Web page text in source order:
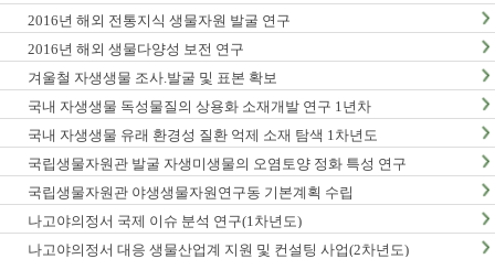
2016년 해외 전통지식 생물자원 발굴 연구
2016년 해외 생물다양성 보전 연구
겨울철 자생생물 조사.발굴 및 표본 확보
국내 자생생물 독성물질의 상용화 소재개발 연구 1년차
국내 자생생물 유래 환경성 질환 억제 소재 탐색 1차년도
국립생물자원관 발굴 자생미생물의 오염토양 정화 특성 연구
국립생물자원관 야생생물자원연구동 기본계획 수립
나고야의정서 국제 이슈 분석 연구(1차년도)
나고야의정서 대응 생물산업계 지원 및 컨설팅 사업(2차년도)